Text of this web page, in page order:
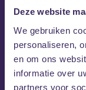
Deze website
We gebruiken
personaliseren,
en om ons
informatie over
partners voor